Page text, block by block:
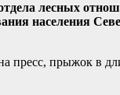
лесных
населения
прыжок в